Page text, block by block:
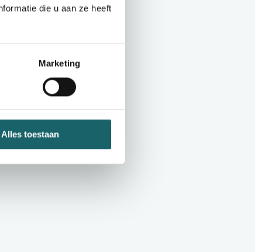
die u aan ze heeft
Marketing
Alles toestaan
Solid color, 60% cotton / 40%
40 graden wasbaar